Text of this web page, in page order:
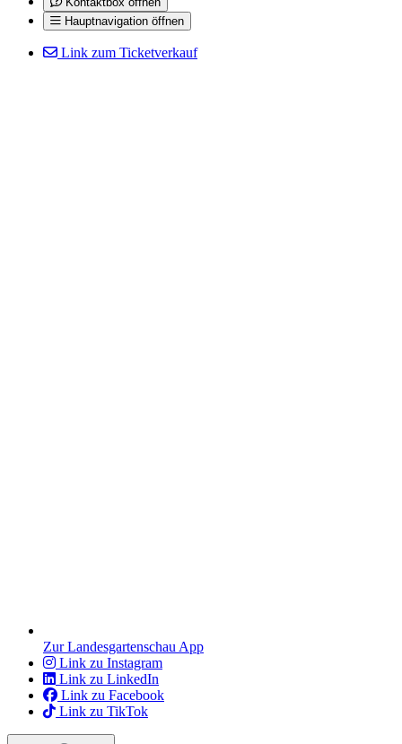
Hauptnavigation öffnen
Link zum Ticketverkauf
Zur Landesgartenschau App
Link zu Instagram
Link zu LinkedIn
Link zu Facebook
Link zu TikTok